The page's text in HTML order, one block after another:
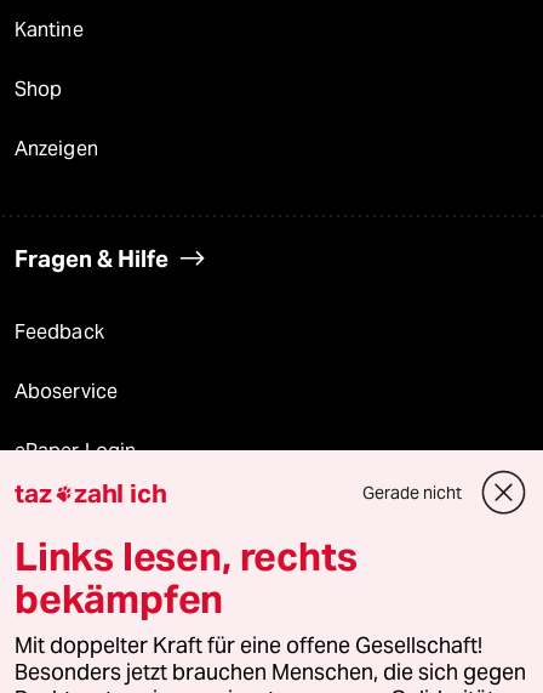
Kantine
Shop
Anzeigen
Fragen & Hilfe
Feedback
Aboservice
ePaper Login
Downloads für Abonnierende
© 2026 taz Verlags und Vertriebs GmbH
Alle Rechte vorbehalten. Bei rechtlichen Fragen oder für Genehmigungen
wenden Sie sich bitte an
lizenzen@taz.de
taz zahl ich Gerade nicht
Links lesen, rechts
bekämpfen
Mit doppelter Kraft für eine offene Gesellschaft!
Besonders jetzt brauchen Menschen, die sich gegen